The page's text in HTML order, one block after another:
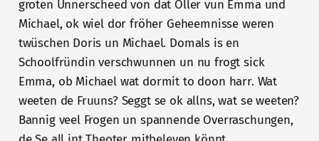
groten Ünnerscheed von dat Öller vun Emma und
Michael, ok wiel dor fröher Geheemnisse weren
twüschen Doris un Michael. Domals is en
Schoolfründin verschwunnen un nu frogt sick
Emma, ob Michael wat dormit to doon harr. Wat
weeten de Fruuns? Seggt se ok allns, wat se weeten?
Bannig veel Frogen un spannende Overraschungen,